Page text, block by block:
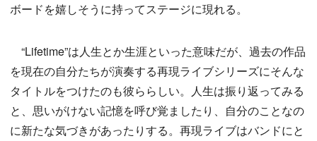
ボードを嬉しそうに持ってステージに現れる。
“Lifetime”は人生とか生涯といった意味だが、過去の作品
を現在の自分たちが演奏する再現ライブシリーズにそんな
タイトルをつけたのも彼ららしい。人生は振り返ってみる
と、思いがけない記憶を呼び覚ましたり、自分のことなの
に新たな気づきがあったりする。再現ライブはバンドにと